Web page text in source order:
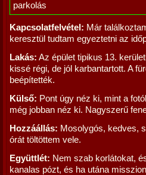
parkolás
Kapcsolatfelvétel: Már
keresztül tudtam egyeztetni az
Lakás: Az épület tipikus 13.
kissé régi, de jól karbantartott. A
beépítették.
Külső: Pont úgy néz ki, mint a
még jobban néz ki. Nagyszerű
Hozzáállás: Mosolygós, kedves,
órát töltöttem vele.
Együttlét: Nem szab korlátokat,
kanalas pózt, és ha utána